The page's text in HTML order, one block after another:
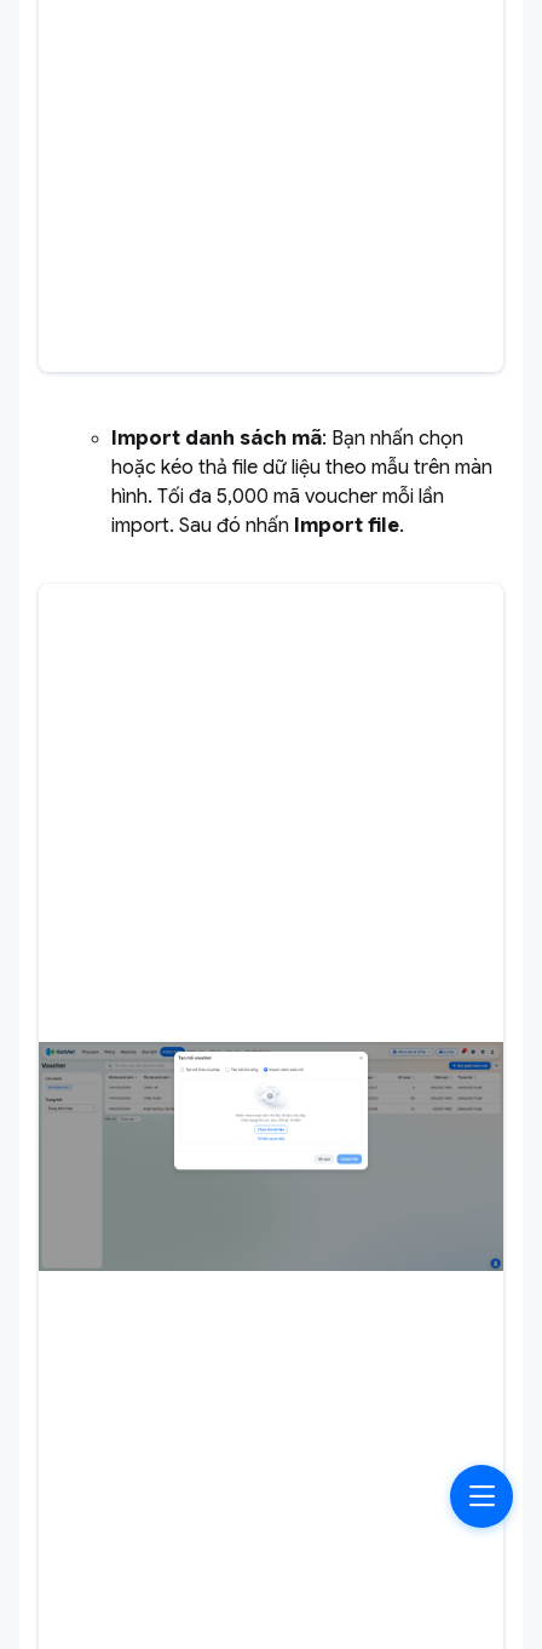
Import danh sách mã: Bạn nhấn chọn
hoặc kéo thả file dữ liệu theo mẫu trên màn
hình. Tối đa 5,000 mã voucher mỗi lần
import. Sau đó nhấn Import file.